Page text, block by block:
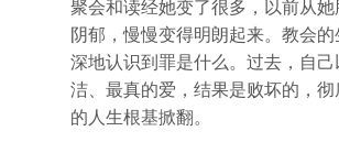
聚会和读经她变了很多，以前从
阴郁，慢慢变得明朗起来。教会
深地认识到罪是什么。过去，自
洁、最真的爱，结果是败坏的，彻
的人生根基掀翻。